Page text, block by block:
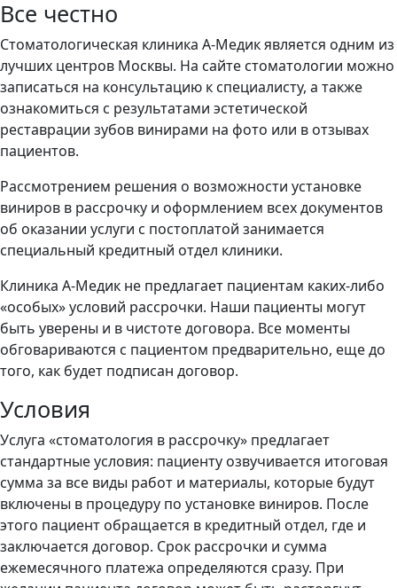
Все честно
Стоматологическая клиника А-Медик является одним из
лучших центров Москвы. На сайте стоматологии можно
записаться на консультацию к специалисту, а также
ознакомиться с результатами эстетической
реставрации зубов винирами на фото или в отзывах
пациентов.
Рассмотрением решения о возможности установке
виниров в рассрочку и оформлением всех документов
об оказании услуги с постоплатой занимается
специальный кредитный отдел клиники.
Клиника А-Медик не предлагает пациентам каких-либо
«особых» условий рассрочки. Наши пациенты могут
быть уверены и в чистоте договора. Все моменты
обговариваются с пациентом предварительно, еще до
того, как будет подписан договор.
Условия
Услуга «стоматология в рассрочку» предлагает
стандартные условия: пациенту озвучивается итоговая
сумма за все виды работ и материалы, которые будут
включены в процедуру по установке виниров. После
этого пациент обращается в кредитный отдел, где и
заключается договор. Срок рассрочки и сумма
ежемесячного платежа определяются сразу. При